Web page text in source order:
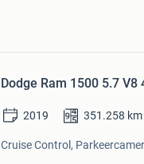
Dodge Ram 1500 5.7
2019 351.258 km
Cruise Control,